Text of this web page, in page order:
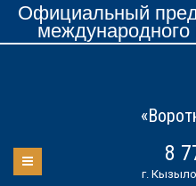
Официальный
международного
8
г.